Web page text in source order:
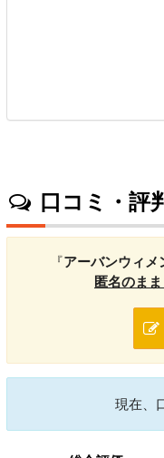
口コミ・評
『アーバンウィメ
匿名のま
現在、